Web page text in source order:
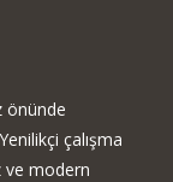
önünde
çalışma
ve modern